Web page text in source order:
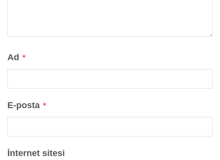
Ad *
E-posta *
İnternet sitesi